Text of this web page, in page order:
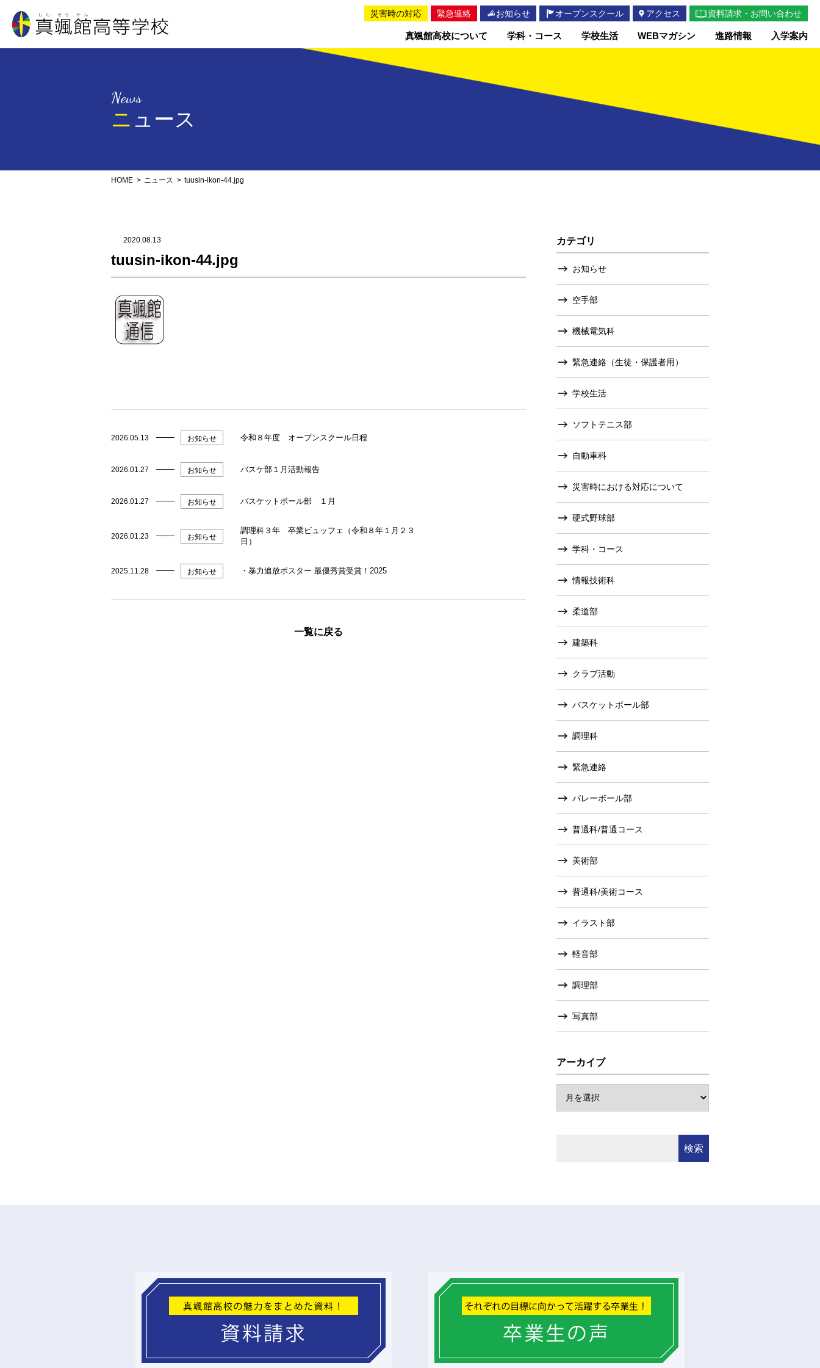
真颯館高校について
学科・コース 学校生活 WEBマガシン 進路情報 入学案内
災害時の対応 緊急連絡 お知らせ オープンスクール アクセス 資料請求・お問い合わせ
News
ニュース
HOME ニュース tuusin-ikon-44.jpg
2020.08.13
tuusin-ikon-44.jpg
2026.05.13 お知らせ 令和８年度 オープンスクール日程
2026.01.27 お知らせ バスケ部１月活動報告
2026.01.27 お知らせ バスケットボール部 １月
2026.01.23 お知らせ
調理科３年 卒業ビュッフェ（令和８年１月２３
日）
2025.11.28 お知らせ ・暴力追放ポスター 最優秀賞受賞！2025
一覧に戻る
カテゴリ
お知らせ
空手部
機械電気科
緊急連絡（生徒・保護者用）
学校生活
ソフトテニス部
自動車科
災害時における対応について
硬式野球部
学科・コース
情報技術科
柔道部
建築科
クラブ活動
バスケットボール部
調理科
緊急連絡
バレーボール部
普通科/普通コース
美術部
普通科/美術コース
イラスト部
軽音部
調理部
写真部
アーカイブ